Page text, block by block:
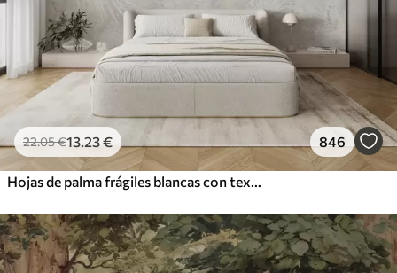
22.05€13 .23€ 846